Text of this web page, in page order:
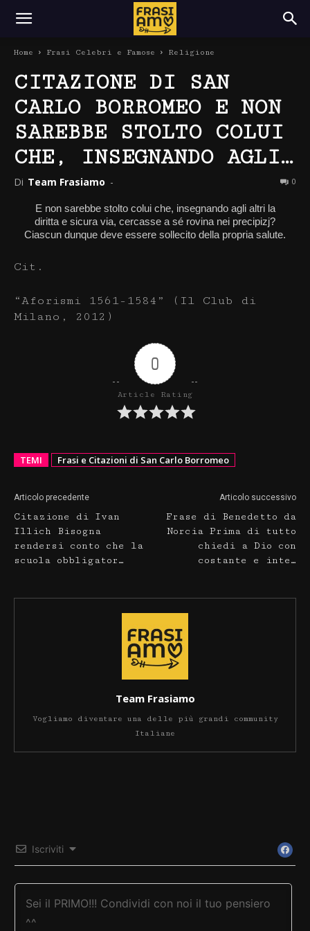
Home Frasi Celebri e Famose Religione
CITAZIONE DI SAN
CARLO BORROMEO E NON
SAREBBE STOLTO COLUI
CHE, INSEGNANDO AGLI…
Di Team Frasiamo - 0
E non sarebbe stolto colui che, insegnando agli altri la
diritta e sicura via, cercasse a sé rovina nei precipizj?
Ciascun dunque deve essere sollecito della propria salute.
Cit.
“Aforismi 1561-1584” (Il Club di
Milano, 2012)
0
Article Rating
TEMI Frasi e Citazioni di San Carlo Borromeo
Articolo precedente
Citazione di Ivan
Illich Bisogna
rendersi conto che la
scuola obbligator…
Articolo successivo
Frase di Benedetto da
Norcia Prima di tutto
chiedi a Dio con
costante e inte…
Team Frasiamo
Vogliamo diventare una delle più grandi community
Italiane
Iscriviti